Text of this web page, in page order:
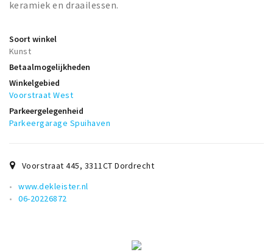
keramiek en draailessen.
Soort winkel
Kunst
Betaalmogelijkheden
Winkelgebied
Voorstraat West
Parkeergelegenheid
Parkeergarage Spuihaven
Voorstraat 445, 3311CT Dordrecht
www.dekleister.nl
06-20226872